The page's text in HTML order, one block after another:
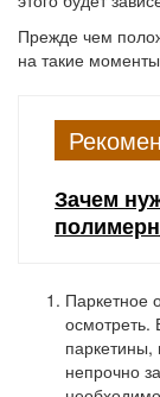
Прежде чем
на такие
Зачем
Паркетное
осмотреть.
непрочно